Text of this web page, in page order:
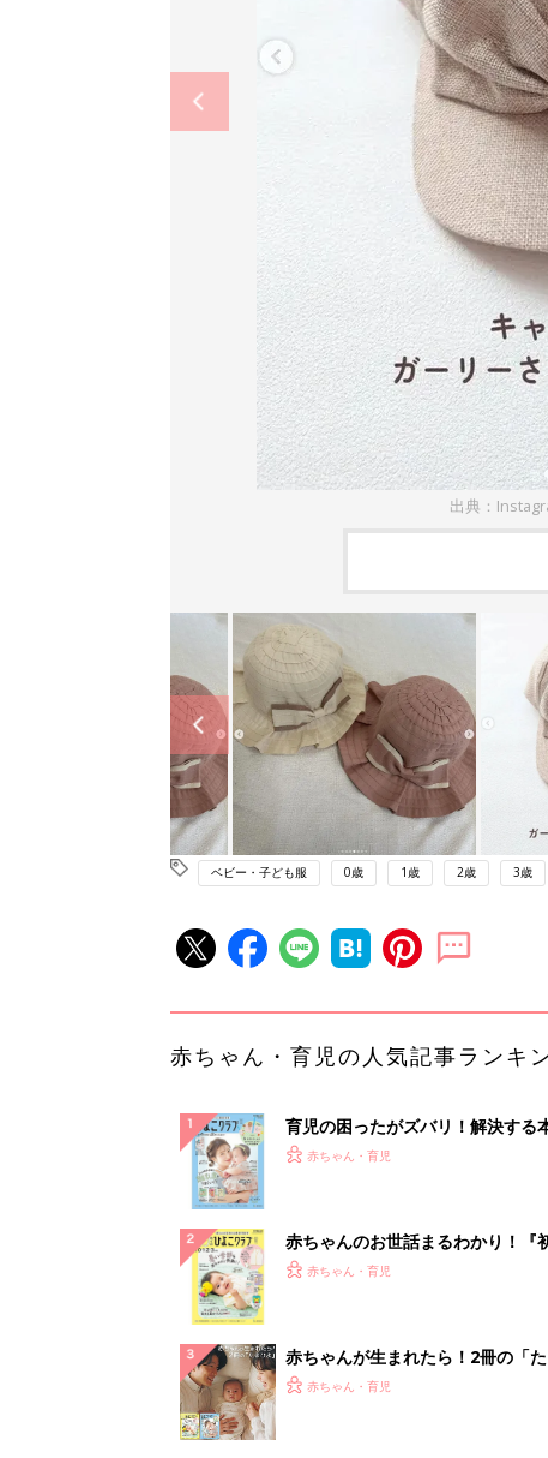
出典：
ベビー・子ども服 0歳 1歳 2歳 3歳
赤ちゃん・育児の人気記事ランキ
育児の困ったがズバリ！解決する
『ひよこクラブ 夏号』 4カ月～2
赤ちゃん・育児
赤ちゃんのお世話まるわかり！『
てのひよこクラブ 夏号』〈巻頭大特
赤ちゃん・育児
赤ちゃんが生まれたら！2冊の「た
ひよ」
赤ちゃん・育児